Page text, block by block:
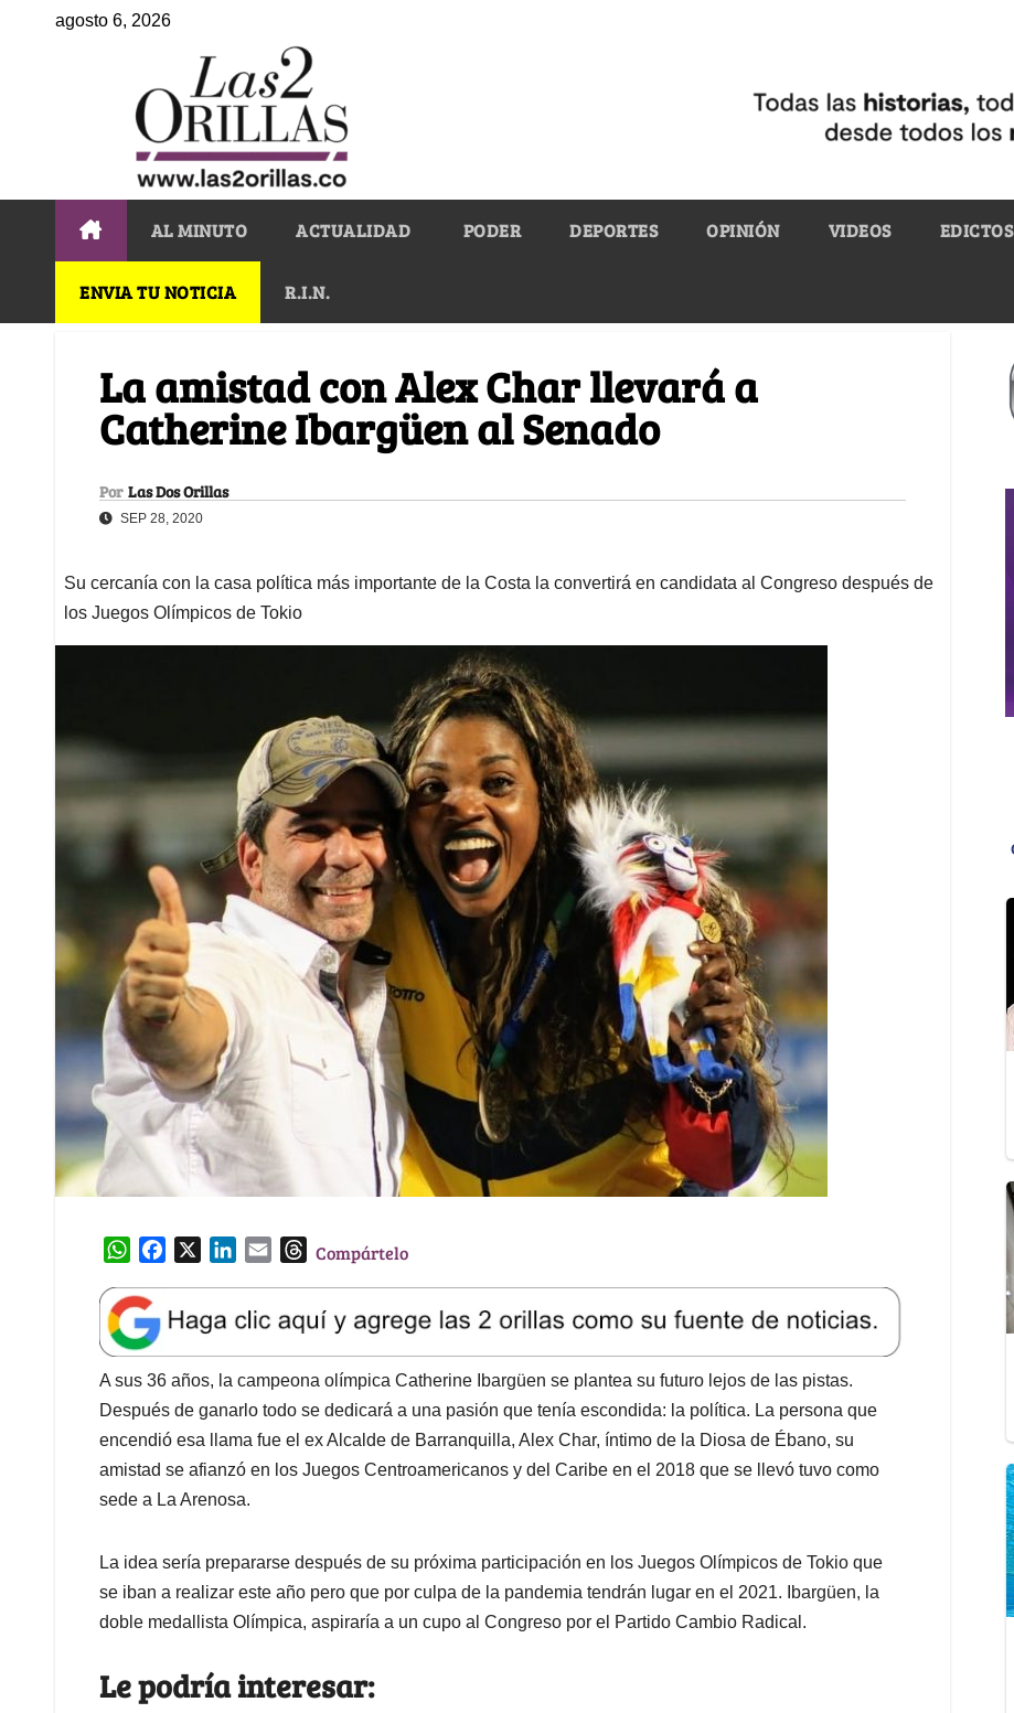
agosto 6, 2026
AL MINUTO ACTUALIDAD PODER DEPORTES OPINIÓN VIDEOS EDICTOS
ENVIA TU NOTICIA R.I.N.
La amistad con Alex Char llevará a
Catherine Ibargüen al Senado
Por Las Dos Orillas
SEP 28, 2020
Su cercanía con la casa política más importante de la Costa la convertirá en candidata al Congreso después de
los Juegos Olímpicos de Tokio
W
a
t
s
A
p
p
e
b
o
o
k
k
e
d
I
n
l
T
e
a
d
s
Compártelo
A sus 36 años, la campeona olímpica Catherine Ibargüen se plantea su futuro lejos de las pistas.
Después de ganarlo todo se dedicará a una pasión que tenía escondida: la política. La persona que
encendió esa llama fue el ex Alcalde de Barranquilla, Alex Char, íntimo de la Diosa de Ébano, su
amistad se afianzó en los Juegos Centroamericanos y del Caribe en el 2018 que se llevó tuvo como
sede a La Arenosa.
La idea sería prepararse después de su próxima participación en los Juegos Olímpicos de Tokio que
se iban a realizar este año pero que por culpa de la pandemia tendrán lugar en el 2021. Ibargüen, la
doble medallista Olímpica, aspiraría a un cupo al Congreso por el Partido Cambio Radical.
Le podría interesar: